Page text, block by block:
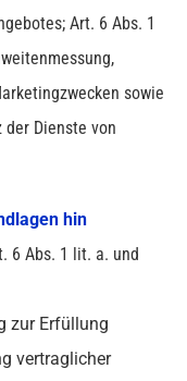
Art. 6 Abs. 1
sowie
der Dienste von
hin
6 Abs. 1 lit. a. und
zur Erfüllung
vertraglicher